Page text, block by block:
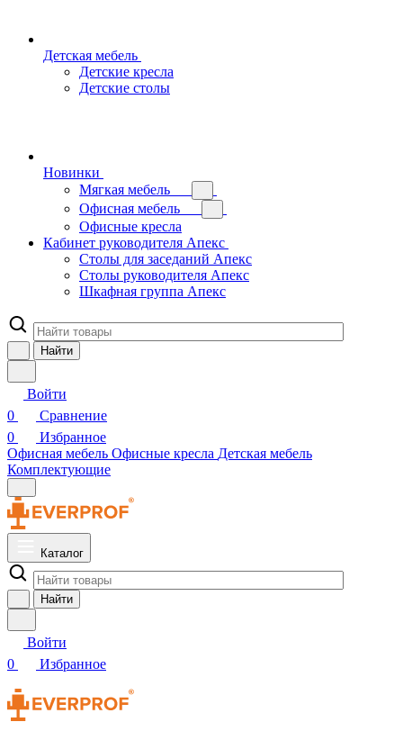
Детская мебель
Детские кресла
Детские столы
Новинки
Мягкая мебель
Офисная мебель
Офисные кресла
Кабинет руководителя Апекс
Столы для заседаний Апекс
Столы руководителя Апекс
Шкафная группа Апекс
Найти
Войти
0
Сравнение
0
Избранное
Офисная мебель Офисные кресла Детская мебель
Комплектующие
Каталог
Найти
Войти
0
Избранное